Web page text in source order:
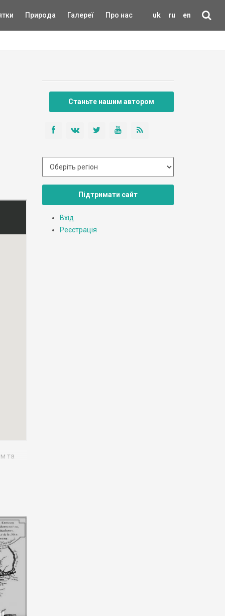
uk ru en
Природа Галереї Про нас
та
Станьте нашим автором
Підтримати сайт
Вхід
Реєстрація